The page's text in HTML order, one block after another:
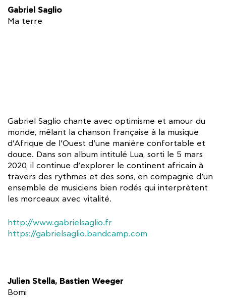
Gabriel Saglio
Ma terre
Gabriel Saglio chante avec optimisme et amour du
monde, mêlant la chanson française à la musique
d’Afrique de l’Ouest d’une manière confortable et
douce. Dans son album intitulé Lua, sorti le 5 mars
2020, il continue d’explorer le continent africain à
travers des rythmes et des sons, en compagnie d’un
ensemble de musiciens bien rodés qui interprètent
les morceaux avec vitalité.
http://www.gabrielsaglio.fr
https://gabrielsaglio.bandcamp.com
Julien Stella, Bastien Weeger
Bomi